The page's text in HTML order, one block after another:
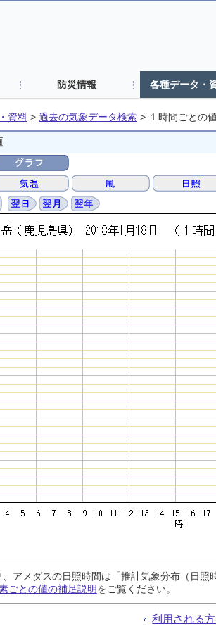
防災情報 各種データ・
資料 > 過去の気象データ検索 > １時間ごとの
アメダスの日照時間は「推計気象分布（日
ごとの値の補足説明をご覧ください。
利用される